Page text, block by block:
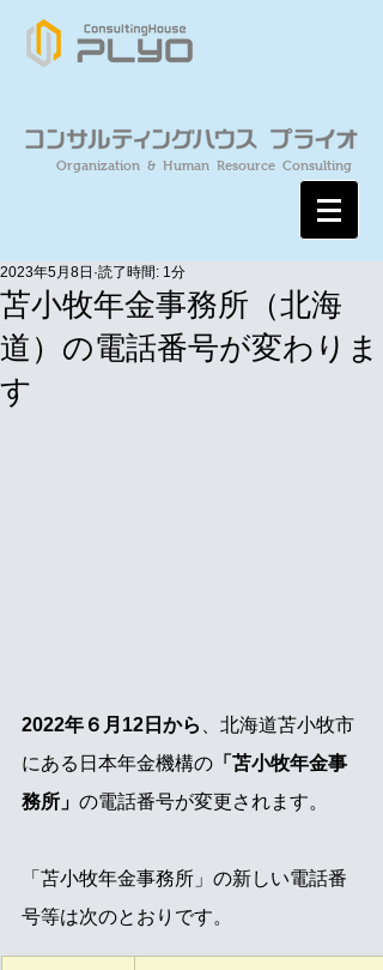
Organization & Human Resource Consulting
苫小牧年金事務所（北海
道）の電話番号が変わりま
す
2023年5月8日 読了時間: 1分
2022年６月12日から 、北海道苫小牧市
にある日本年金機構の 「苫小牧年金事
務所」 の電話番号が変更されます。
「苫小牧年金事務所」の新しい電話番
号等は次のとおりです。